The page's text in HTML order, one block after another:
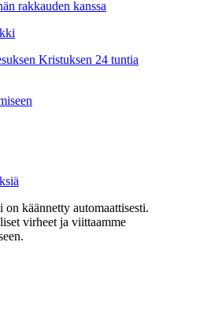
rakkauden kanssa
Kristuksen 24 tuntia
käännetty automaattisesti.
virheet ja viittaamme